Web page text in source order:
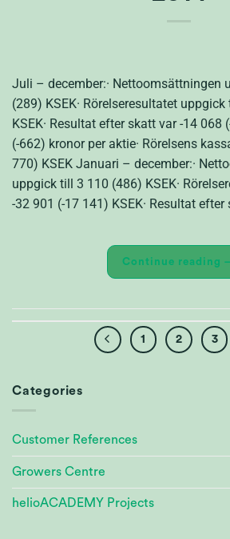
Juli – december:· Nettoomsättningen
(289) KSEK· Rörelseresultatet
KSEK· Resultat efter skatt var -14 068
(-662) kronor per aktie· Rörelsens
770) KSEK Januari – december:·
uppgick till 3 110 (486) KSEK·
-32 901 (-17 141) KSEK· Resultat efter
Continue reading
1 2 3
Categories
Customer References
Growers Centre
helioACADEMY Projects